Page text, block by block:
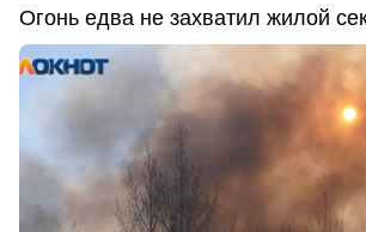
Огонь едва не захватил жилой